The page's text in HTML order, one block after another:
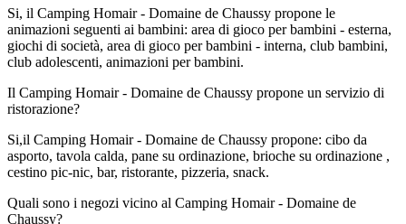
Si, il Camping Homair - Domaine de Chaussy propone le
animazioni seguenti ai bambini: area di gioco per bambini - esterna,
giochi di società, area di gioco per bambini - interna, club bambini,
club adolescenti, animazioni per bambini.
Il Camping Homair - Domaine de Chaussy propone un servizio di
ristorazione?
Si,il Camping Homair - Domaine de Chaussy propone: cibo da
asporto, tavola calda, pane su ordinazione, brioche su ordinazione ,
cestino pic-nic, bar, ristorante, pizzeria, snack.
Quali sono i negozi vicino al Camping Homair - Domaine de
Chaussy?